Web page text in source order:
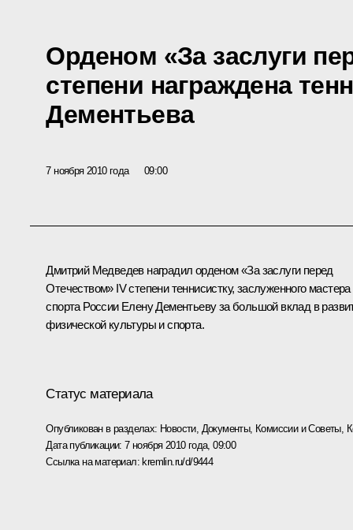
Орденом «За заслуги
степени награждена
Дементьева
7 ноября 2010 года 09:00
Дмитрий Медведев наградил орденом «За заслуги перед
Отечеством»IV степени теннисистку, заслуженного мастера
спорта России Елену Дементьеву за большой вклад в
физической культуры и спорта.
Статус материала
Опубликован в разделах: Новости, Документы, Комиссии и Советы,
Дата публикации:7 ноября 2010 года, 09:00
Ссылка на материал:kremlin.ru/d/9444